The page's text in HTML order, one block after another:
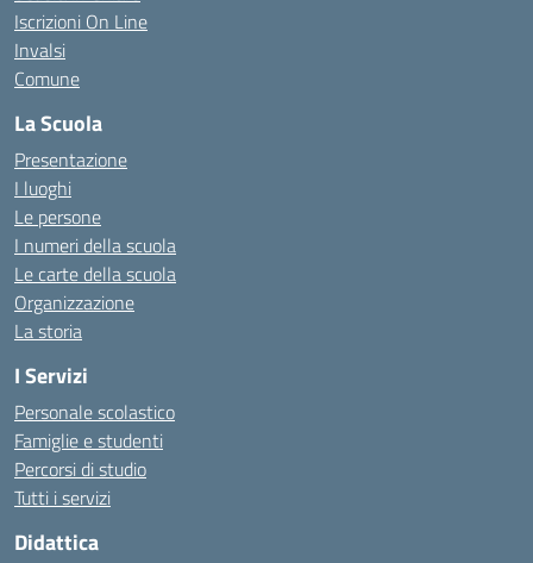
Iscrizioni On Line
Invalsi
Comune
La Scuola
Presentazione
I luoghi
Le persone
I numeri della scuola
Le carte della scuola
Organizzazione
La storia
I Servizi
Personale scolastico
Famiglie e studenti
Percorsi di studio
Tutti i servizi
Didattica